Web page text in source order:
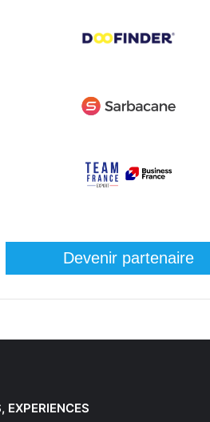
Devenir partenaire
EXPERIENCES